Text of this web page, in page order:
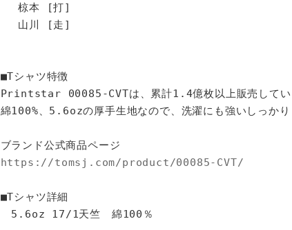
椋本 [打]
山川 [走]
■Tシャツ特徴
Printstar 00085-CVTは、累計1.4億枚以上販売してい
綿100%、5.6ozの厚手生地なので、洗濯にも強いしっかり
ブランド公式商品ページ
https://tomsj.com/product/00085-CVT/
■Tシャツ詳細
5.6oz 17/1天竺 綿100％